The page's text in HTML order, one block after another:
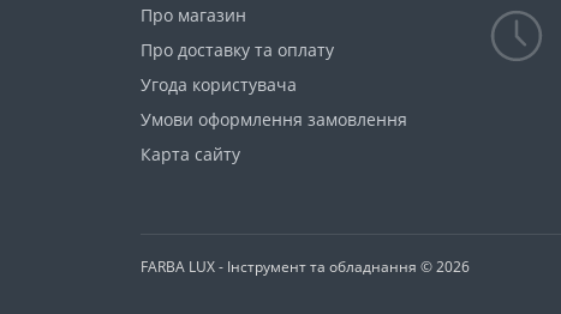
Про магазин
Про доставку та оплату
Угода користувача
Умови оформлення замовлення
Карта сайту
FARBA LUX - Інструмент та обладнання © 2026